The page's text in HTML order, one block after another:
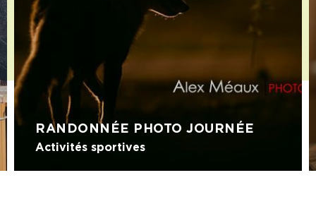
RANDONNÉE PHOTO JOURNÉE
Activités sportives